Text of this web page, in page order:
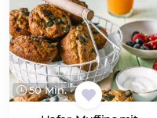
50 Min.